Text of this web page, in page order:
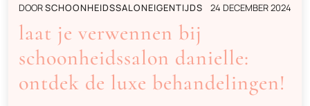
DOORSCHOONHEIDSSALONEIGENTIJDS 24 DECEMBER 2024
laat je verwennen bij
schoonheidssalon danielle:
ontdek de luxe behandelingen!